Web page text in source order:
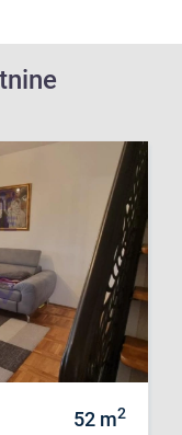
52 m2